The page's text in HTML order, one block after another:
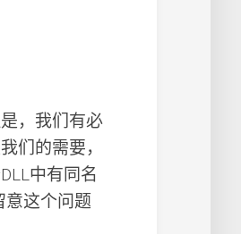
，我们有必
们的需要，
中有同名
意这个问题